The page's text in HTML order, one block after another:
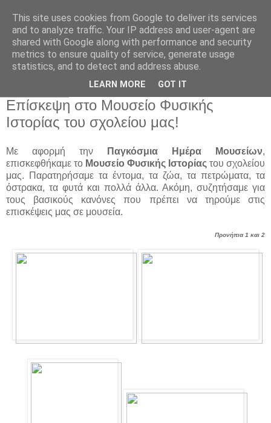
Παιδικός Σταθμός-
Νηπιαγωγείο "ΔΕΛΑΣΑΛ"
Επίσκεψη στο Μουσείο Φυσικής
Ιστορίας του σχολείου μας!
Με αφορμή την Παγκόσμια Ημέρα Μουσείων,
επισκεφθήκαμε το Μουσείο Φυσικής Ιστορίας του σχολείου
μας. Παρατηρήσαμε τα έντομα, τα ζώα, τα πετρώματα, τα
όστρακα, τα φυτά και πολλά άλλα. Ακόμη, συζητήσαμε για
τους βασικούς κανόνες που πρέπει να τηρούμε στις
επισκέψεις μας σε μουσεία.
Προνήπια 1 και 2
This site uses cookies from Google to deliver its services
and to analyze traffic. Your IP address and user-agent are
shared with Google along with performance and security
metrics to ensure quality of service, generate usage
statistics, and to detect and address abuse.
LEARN MORE GOT IT